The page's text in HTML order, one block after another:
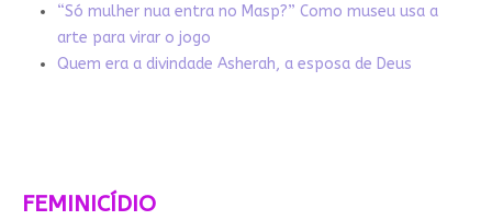
“Só mulher nua entra no Masp?” Como museu usa a
arte para virar o jogo
Quem era a divindade Asherah, a esposa de Deus
FEMINICÍDIO